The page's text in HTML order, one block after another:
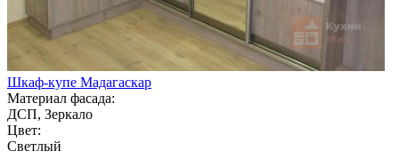
Шкаф-купе Мадагаскар
Материал фасада:
ДСП, Зеркало
Цвет:
Светлый